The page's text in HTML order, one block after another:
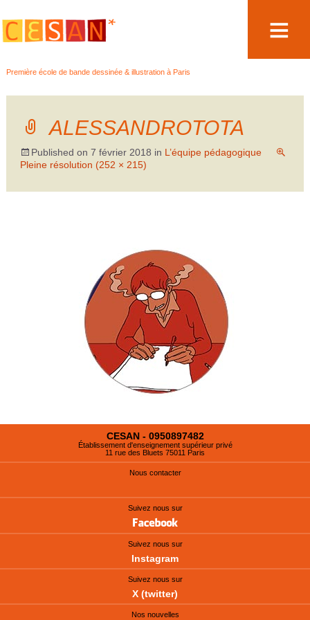
Première école de bande dessinée & illustration à Paris
au
ALESSANDROTOTA
Published on 7 février 2018 in L’équipe pédagogique
Pleine résolution (252 × 215)
CESAN - 0950897482
Établissement d'enseignement supérieur privé
11 rue des Bluets 75011 Paris
Nous contacter
Suivez nous sur
Suivez nous sur
Instagram
Suivez nous sur
X (twitter)
Nos nouvelles